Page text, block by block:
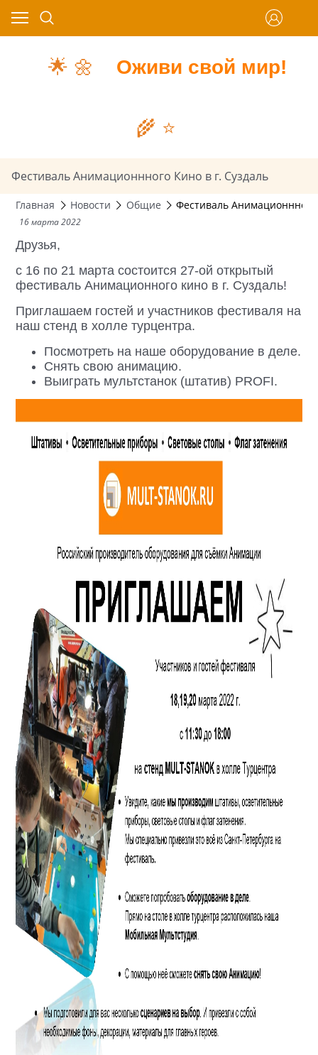
🌟 🌼 Оживи свой мир!
🌾 ⭐️
Фестиваль Анимационнного Кино в г. Суздаль
Главная Новости Общие Фестиваль Анимационнного
16 марта 2022
Друзья,
с 16 по 21 марта состоится 27-ой открытый
фестиваль Анимационного кино в г. Суздаль!
Приглашаем гостей и участников фестиваля на
наш стенд в холле турцентра.
Посмотреть на наше оборудование в деле.
Снять свою анимацию.
Выиграть мультстанок (штатив) PROFI.